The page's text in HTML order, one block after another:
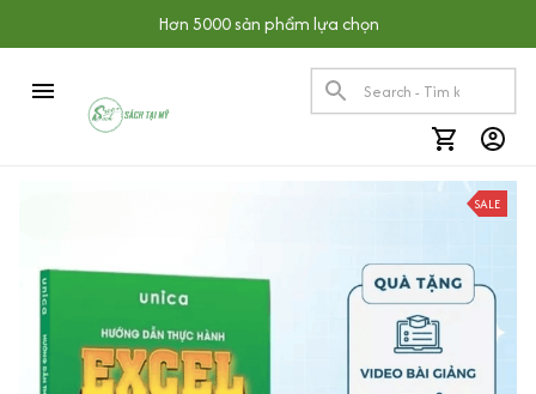
Hơn 5000 sản phẩm lựa chọn
SALE